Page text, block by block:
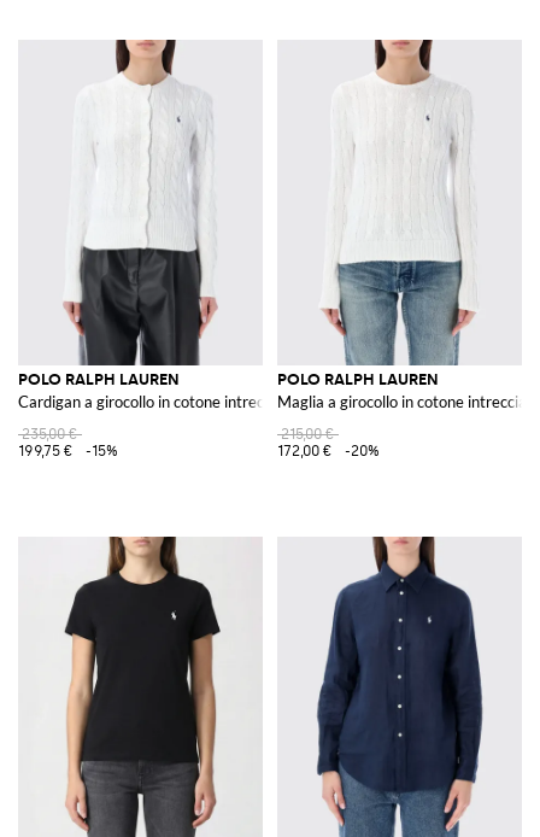
POLO RALPH LAUREN
Cardigan a girocollo in cotone intrecciato con logo Pony
235,00 €
199,75 €
-15%
POLO RALPH LAUREN
Maglia a girocollo in cotone
215,00 €
172,00 €
-20%